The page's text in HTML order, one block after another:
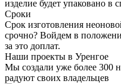
изделие будет упаковано в
Сроки
Срок изготовления
срочно? Войдем в
за это доплат.
Наши проекты в Уренгое
Мы создали уже более 300
радуют своих владельцев